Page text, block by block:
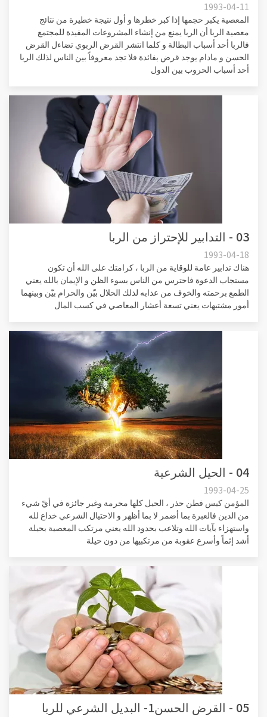
1993-04-11
المعصية يكبر حجمها إذا كبر خطرها و أول نتيجة خطيرة من نتائج
معصية الربا أن الربا يمنع من إنشاء المشروعات المفيدة للمجتمع
فالربا أحد أسباب البطالة و كلما انتشر القرض الربوي تضاءل القرض
الحسن و مادام يوجد قرض بفائدة فلا تجد معروفاً بين الناس لذلك الربا
أحد أسباب الحروب بين الدول
03 - التدابير للإحتراز من الربا
1993-04-18
هناك تدابير عامة للوقاية من الربا ، كرامتك على الله أن تكون
مستجاب الدعوة فاحترس من الناس بسوء الظن و الإيمان بالله يعني
الطمع برحمته والخوف من عذابه لذلك الحلال بيّن والحرام بيّن وبينهما
أمور مشتبهات يعني تسعة أعشار المعاصي في كسب المال
04 - الحيل الشرعية
1993-04-25
المؤمن كيس فطن حذر ، الحيل كلها محرمة وغير جائزة في أيّ شيء
من الدين فالعبرة بما أضمر لا بما أظهر و الاحتيال الشرعي خداع لله
واستهزاء بآيات الله وتلاعب بحدود الله يعني مرتكب المعصية بحيلة
أشد إثماً وأسرع عقوبة من مرتكبيها من دون حيلة
05 - القرض الحسن1- البديل الشرعي للربا